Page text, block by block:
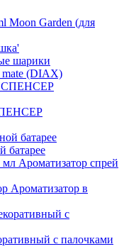
Moon Garden (для
шарики
mate (DIAX)
батарее
Ароматизатор спрей
Ароматизатор в
с палочками